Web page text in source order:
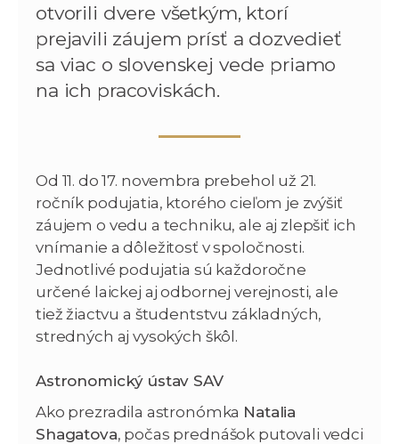
otvorili dvere všetkým, ktorí
prejavili záujem prísť a dozvedieť
sa viac o slovenskej vede priamo
na ich pracoviskách.
Od 11. do 17. novembra prebehol už 21.
ročník podujatia, ktorého cieľom je zvýšiť
záujem o vedu a techniku, ale aj zlepšiť ich
vnímanie a dôležitosť v spoločnosti.
Jednotlivé podujatia sú každoročne
určené laickej aj odbornej verejnosti, ale
tiež žiactvu a študentstvu základných,
stredných aj vysokých škôl.
Astronomický ústav SAV
Ako prezradila astronómka Natalia
Shagatova, počas prednášok putovali vedci